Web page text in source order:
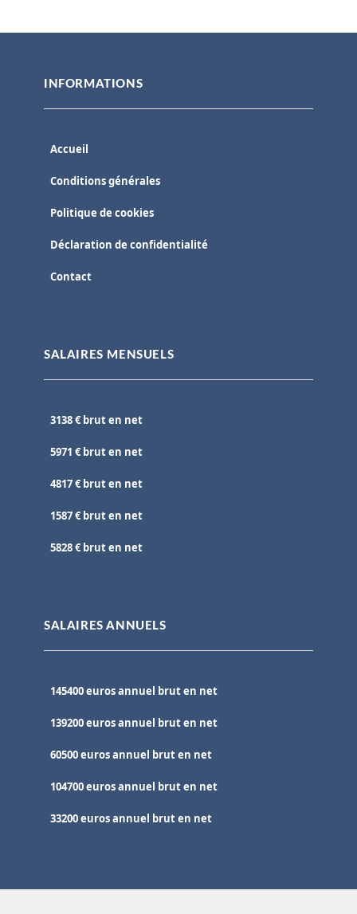
INFORMATIONS
Accueil
Conditions générales
Politique de cookies
Déclaration de confidentialité
Contact
SALAIRES MENSUELS
3138 € brut en net
5971 € brut en net
4817 € brut en net
1587 € brut en net
5828 € brut en net
SALAIRES ANNUELS
145400 euros annuel brut en net
139200 euros annuel brut en net
60500 euros annuel brut en net
104700 euros annuel brut en net
33200 euros annuel brut en net